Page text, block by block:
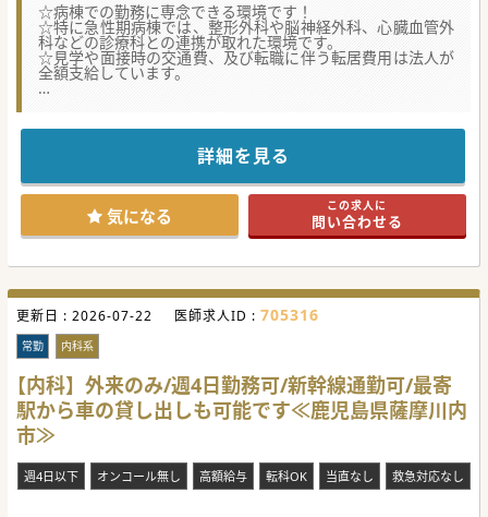
☆病棟での勤務に専念できる環境です！
☆特に急性期病棟では、整形外科や脳神経外科、心臓血管外
科などの診療科との連携が取れた環境です。
☆見学や面接時の交通費、及び転職に伴う転居費用は法人が
全額支給しています。
圧倒的な症例数や医療機器の充実ぶりは目を見張るものがご
専門分野を追求したい若手医師には絶好の環境です。
また、給与に関しては原則前職を下回ることが無いので、
給与をアップさせたい経験豊富な先生にとっても魅力的な求
人となっております。
是非お気軽にお問合せください
詳細を見る
気になる この求人に
問い合わせる
更新日 : 2026-07-22 医師求人ID : 705316
常勤 内科系
【内科】外来のみ/週4日勤務可/新幹線通勤可/最寄
駅から車の貸し出しも可能です≪鹿児島県薩摩川内
市≫
週4日以下 オンコール無し 高額給与 転科OK 当直なし 救急対応なし